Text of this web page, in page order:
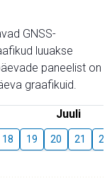
GNSS-
luuakse
paneelist on
graafikuid.
Juuli
18 19 20 21 22